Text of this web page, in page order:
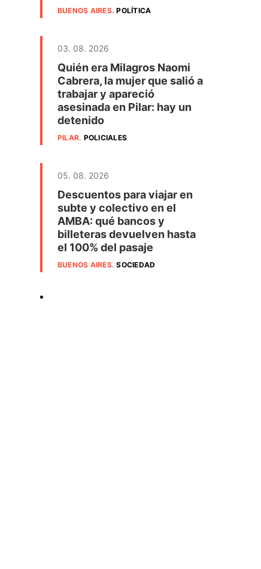
BUENOS AIRES.POLÍTICA
03. 08. 2026
Quién era Milagros Naomi
Cabrera, la mujer que salió a
trabajar y apareció
asesinada en Pilar: hay un
detenido
PILAR. POLICIALES
05. 08. 2026
Descuentos para viajar en
subte y colectivo en el
AMBA: qué bancos y
billeteras devuelven hasta
el 100% del pasaje
BUENOS AIRES.SOCIEDAD